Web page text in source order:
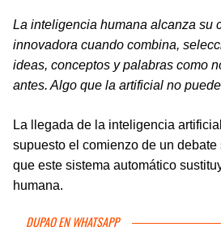
La inteligencia humana alcanza su
innovadora cuando combina,
ideas, conceptos y palabras como
antes. Algo que la artificial no
La llegada de la inteligencia
supuesto el comienzo de un
que este sistema automático
humana.
DUPAO EN WHATSAPP